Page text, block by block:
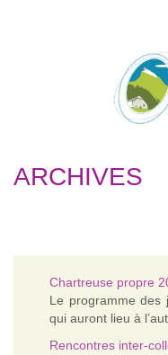
ARCHIVES
Chartreuse propre
Le programme des
qui auront lieu à
Rencontres inter-